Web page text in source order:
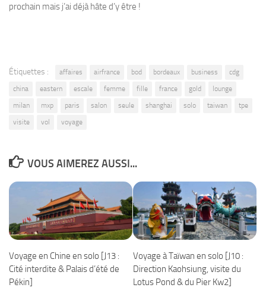
prochain mais j’ai déjà hâte d’y être !
Étiquettes : affaires airfrance bod bordeaux business
cdg
china
eastern escale femme fille france gold
lounge
milan
mxp paris salon seule shanghai solo taiwan
tpe
visite
vol voyage
VOUS AIMEREZ AUSSI...
Voyage en Chine en solo [J13 :
Cité interdite & Palais d’été de
Pékin]
Voyage à Taïwan en solo [J10 :
Direction Kaohsiung, visite du
Lotus Pond & du Pier Kw2]